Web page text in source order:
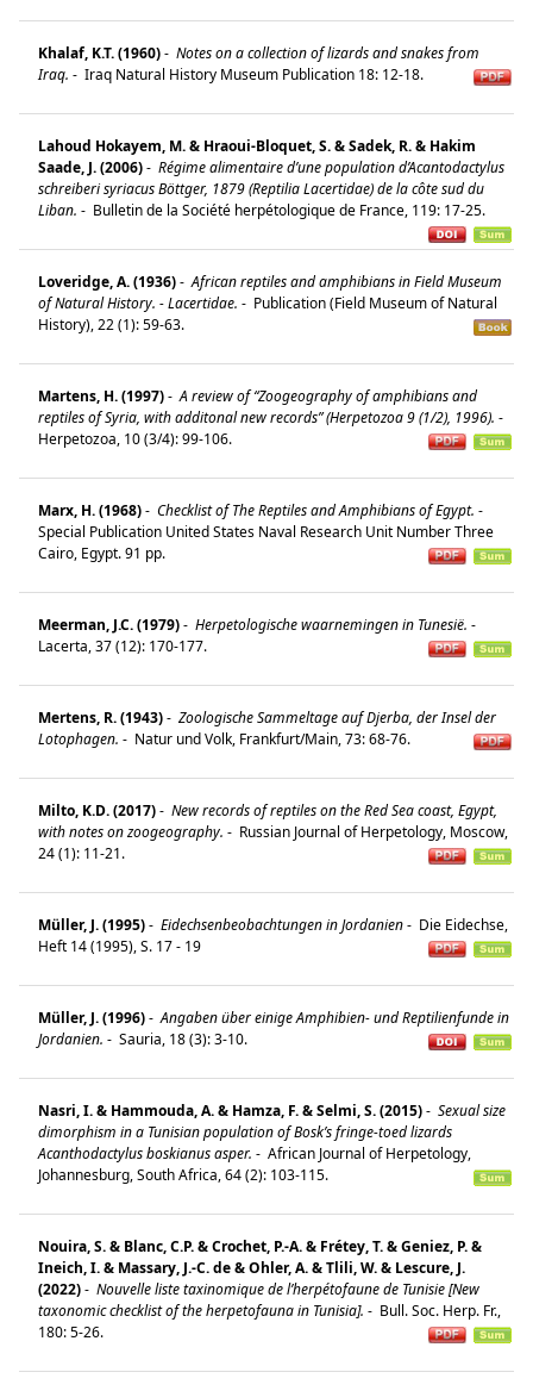
Khalaf, K.T. (1960)- Notes on a collection of lizards and snakes from
Iraq. - Iraq Natural History Museum Publication 18: 12-18.
Lahoud Hokayem, M. & Hraoui-Bloquet, S. & Sadek, R. & Hakim
Saade, J. (2006)- Régime alimentaire d’une population d’Acantodactylus
schreiberi syriacus Böttger, 1879 (Reptilia Lacertidae) de la côte sud du
Liban. - Bulletin de la Société herpétologique de France, 119: 17-25.
Loveridge, A. (1936)- African reptiles and amphibians in Field Museum
of Natural History. - Lacertidae. - Publication (Field Museum of Natural
History), 22 (1): 59-63.
Martens, H. (1997)- A review of “Zoogeography of amphibians and
reptiles of Syria, with additonal new records” (Herpetozoa 9 (1/2), 1996). -
Herpetozoa, 10 (3/4): 99-106.
Marx, H. (1968)- Checklist of The Reptiles and Amphibians of Egypt. -
Special Publication United States Naval Research Unit Number Three
Cairo, Egypt. 91 pp.
Meerman, J.C. (1979)- Herpetologische waarnemingen in Tunesië. -
Lacerta, 37 (12): 170-177.
Mertens, R. (1943)- Zoologische Sammeltage auf Djerba, der Insel der
Lotophagen. - Natur und Volk, Frankfurt/Main, 73: 68-76.
Milto, K.D. (2017)- New records of reptiles on the Red Sea coast, Egypt,
with notes on zoogeography. - Russian Journal of Herpetology, Moscow,
24 (1): 11-21.
Müller, J. (1995)- Eidechsenbeobachtungen in Jordanien- Die Eidechse,
Heft 14 (1995), S. 17 - 19
Müller, J. (1996)- Angaben über einige Amphibien- und Reptilienfunde in
Jordanien. - Sauria, 18 (3): 3-10.
Nasri, I. & Hammouda, A. & Hamza, F. & Selmi, S. (2015)- Sexual size
dimorphism in a Tunisian population of Bosk’s fringe-toed lizards
Acanthodactylus boskianus asper. - African Journal of Herpetology,
Johannesburg, South Africa, 64 (2): 103-115.
Nouira, S. & Blanc, C.P. & Crochet, P.-A. & Frétey, T. & Geniez, P. &
Ineich, I. & Massary, J.-C. de & Ohler, A. & Tlili, W. & Lescure, J.
(2022)- Nouvelle liste taxinomique de l’herpétofaune de Tunisie [New
taxonomic checklist of the herpetofauna in Tunisia]. - Bull. Soc. Herp. Fr.,
180: 5-26.